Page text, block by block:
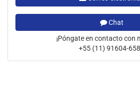
Chat
¡Póngate en contacto con
+55 (11) 91604-